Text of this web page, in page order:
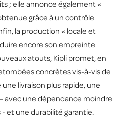
; elle annonce également «
grâce à un contrôle
la production « locale et
encore son empreinte
atouts, Kipli promet, en
concrètes vis-à-vis de
livraison plus rapide, une
avec une dépendance moindre
et une durabilité garantie.